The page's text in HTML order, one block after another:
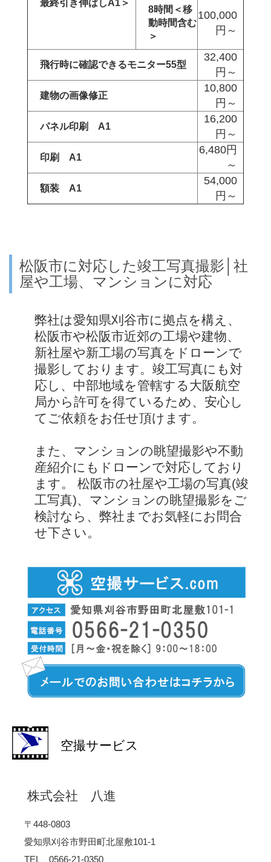
最終引き伸ばしA1＞
8時間＜移
動時間含む
＞
100,000
円～
飛行時に確認できるモニター55型
32,400
円～
建物の画像修正
10,800
円～
パネル印刷 A1
16,200
円～
印刷 A1
6,480円
～
額装 A1
54,000
円～
松阪市に対応した竣工写真撮影│社
屋や工場、マンションに対応
弊社は愛知県刈谷市に拠点を構え、
松阪市や松阪市近郊の工場や建物、
新社屋や新工場の写真をドローンで
撮影しております。竣工写真にも対
応し、中部地域を管轄する大阪航空
局から許可を得ているため、安心し
てご依頼をお任せ頂けます。
また、マンションの眺望撮影や不動
産紹介にもドローンで対応しており
ます。 松阪市の社屋や工場の写真(竣
工写真)、マンションの眺望撮影をご
検討なら、弊社までお気軽にお問合
せ下さい。
空撮サービス
株式会社 八進
〒448-0803
愛知県刈谷市野田町北屋敷101-1
TEL 0566-21-0350